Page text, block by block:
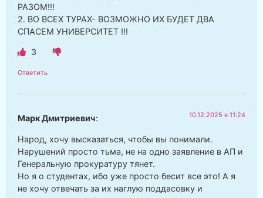
РАЗОМ!!!
2. ВО ВСЕХ ТУРАХ- ВОЗМОЖНО ИХ БУДЕТ ДВА
СПАСЕМ УНИВЕРСИТЕТ !!!
3
Ответить
Марк Дмитриевич: 10.12.2025 в 11:24
Народ, хочу высказаться, чтобы вы понимали.
Нарушений просто тьма, не на одно заявление в АП и
Генеральную прокуратуру тянет.
Но я о студентах, ибо уже просто бесит все это! А я
не хочу отвечать за их наглую поддасовку и